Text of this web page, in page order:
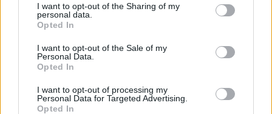
not limited to your visit or usage behaviour. You may click to
grant or deny consent to Google and its third-party tags to
use your data for below specified purposes in below Google
consent section.
I want to opt-out of the Sharing of my
personal data.
Opted In
I want to opt-out of the Sale of my
Personal Data.
Opted In
I want to opt-out of processing my
Personal Data for Targeted Advertising.
Opted In
Puoi effettuare l'accesso andando nella
sezioneLogin
TEMI: Violentata Gallura
Violenza Gallura
Violenza Su Minori
Violenza Sulle Donne